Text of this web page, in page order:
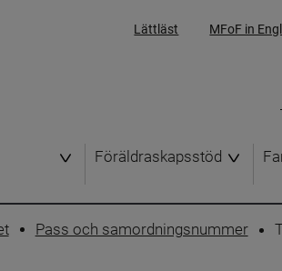
Lättläst MFoF in
Föräldraskapsstöd
Pass och samordningsnummer